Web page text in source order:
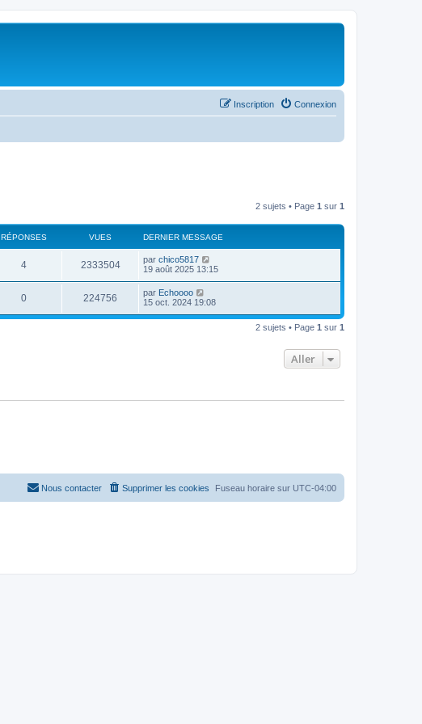
Connexion
Inscription
2 sujets • Page 1 sur 1
RÉPONSES VUES DERNIER MESSAGE
4 2333504 par chico5817
19 août 2025 13:15
0 224756 par Echoooo
15 oct. 2024 19:08
2 sujets • Page 1 sur 1
Aller
Fuseau horaire sur UTC-04:00
Supprimer les cookies
Nous contacter